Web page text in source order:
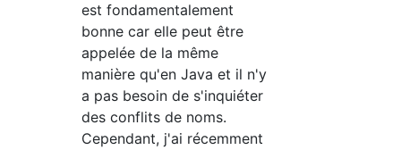
est fondamentalement
bonne car elle peut être
appelée de la même
manière qu'en Java et il n'y
a pas besoin de s'inquiéter
des conflits de noms.
Cependant, j'ai récemment